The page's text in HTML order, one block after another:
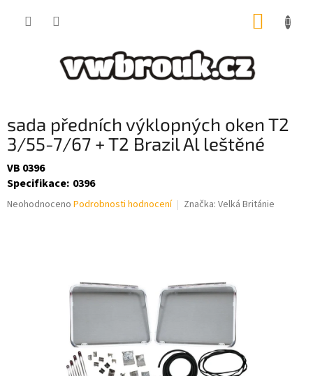
sada předních výklopných oken T2
3/55-7/67 + T2 Brazil Al leštěné
VB 0396
Specifikace: 0396
Průměrné
Neohodnoceno Podrobnosti hodnocení Značka: Velká Británie